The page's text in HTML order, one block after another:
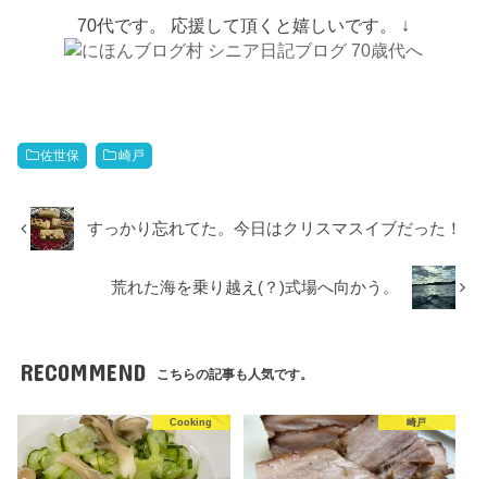
70代です。 応援して頂くと嬉しいです。 ↓
佐世保 崎戸
すっかり忘れてた。今日はクリスマスイブだった！
荒れた海を乗り越え(？)式場へ向かう。
RECOMMEND こちらの記事も人気です。
Cooking 崎戸